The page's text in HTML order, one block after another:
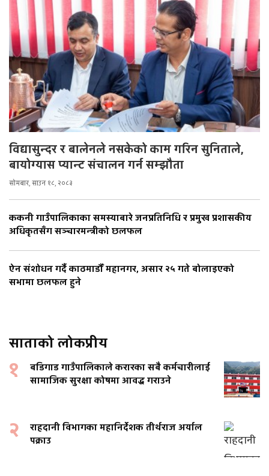
विद्यासुन्दर र बालेनले नसकेको काम गरिन सुनिताले,
बायोग्यास प्यान्ट संचालन गर्न सम्झौता
सोमबार, साउन १८, २०८३
ककनी गाउँपालिकाका समस्याबारे जनप्रतिनिधि र प्रमुख प्रशासकीय
अधिकृतसँग सञ्चारमन्त्रीको छलफल
ऐन संशोधन गर्दै काठमाडौँ महानगर, असार २५ गते बोलाइएको
सभामा छलफल हुने
साताको लोकप्रीय
१
बडिगाड गाउँपालिकाले करारका सबै कर्मचारीलाई
सामाजिक सुरक्षा कोषमा आवद्ध गराउने
२
राहदानी विभागका महानिर्देशक तीर्थराज अर्याल
पक्राउ